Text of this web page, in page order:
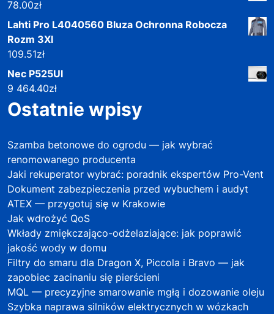
78.00zł
Lahti Pro L4040560 Bluza Ochronna Robocza
Rozm 3Xl
109.51zł
Nec P525Ul
9 464.40zł
Ostatnie wpisy
Szamba betonowe do ogrodu — jak wybrać
renomowanego producenta
Jaki rekuperator wybrać: poradnik ekspertów Pro-Vent
Dokument zabezpieczenia przed wybuchem i audyt
ATEX — przygotuj się w Krakowie
Jak wdrożyć QoS
Wkłady zmiękczająco-odżelaziające: jak poprawić
jakość wody w domu
Filtry do smaru dla Dragon X, Piccola i Bravo — jak
zapobiec zacinaniu się pierścieni
MQL — precyzyjne smarowanie mgłą i dozowanie oleju
Szybka naprawa silników elektrycznych w wózkach